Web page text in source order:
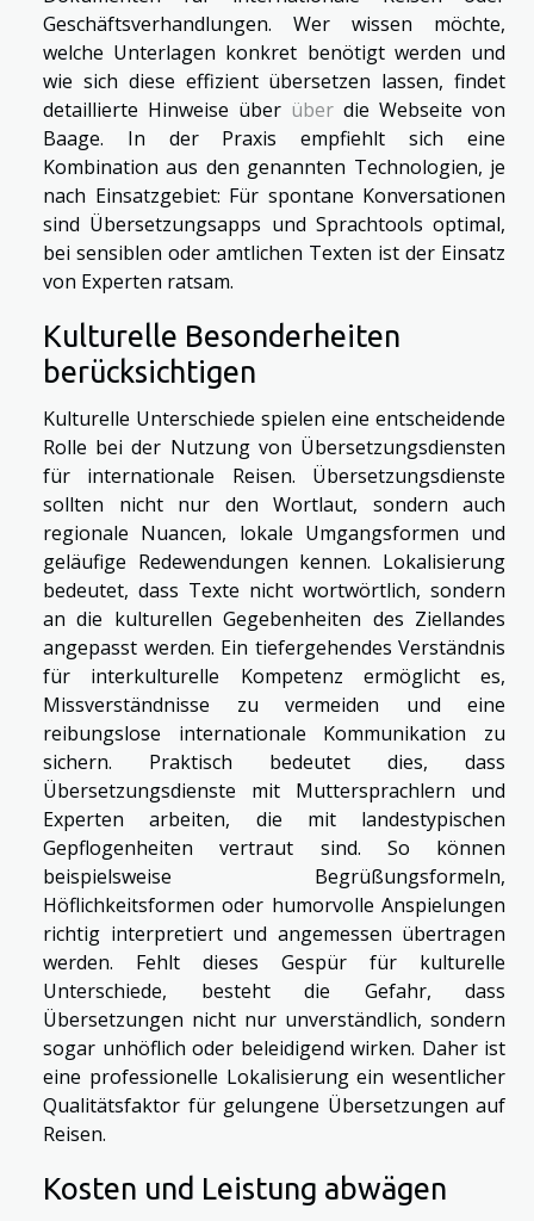
Geschäftsverhandlungen. Wer wissen möchte,
welche Unterlagen konkret benötigt werden und
wie sich diese effizient übersetzen lassen, findet
detaillierte Hinweise über über die Webseite von
Baage. In der Praxis empfiehlt sich eine
Kombination aus den genannten Technologien, je
nach Einsatzgebiet: Für spontane Konversationen
sind Übersetzungsapps und Sprachtools optimal,
bei sensiblen oder amtlichen Texten ist der Einsatz
von Experten ratsam.
Kulturelle Besonderheiten
berücksichtigen
Kulturelle Unterschiede spielen eine entscheidende
Rolle bei der Nutzung von Übersetzungsdiensten
für internationale Reisen. Übersetzungsdienste
sollten nicht nur den Wortlaut, sondern auch
regionale Nuancen, lokale Umgangsformen und
geläufige Redewendungen kennen. Lokalisierung
bedeutet, dass Texte nicht wortwörtlich, sondern
an die kulturellen Gegebenheiten des Ziellandes
angepasst werden. Ein tiefergehendes Verständnis
für interkulturelle Kompetenz ermöglicht es,
Missverständnisse zu vermeiden und eine
reibungslose internationale Kommunikation zu
sichern. Praktisch bedeutet dies, dass
Übersetzungsdienste mit Muttersprachlern und
Experten arbeiten, die mit landestypischen
Gepflogenheiten vertraut sind. So können
beispielsweise Begrüßungsformeln,
Höflichkeitsformen oder humorvolle Anspielungen
richtig interpretiert und angemessen übertragen
werden. Fehlt dieses Gespür für kulturelle
Unterschiede, besteht die Gefahr, dass
Übersetzungen nicht nur unverständlich, sondern
sogar unhöflich oder beleidigend wirken. Daher ist
eine professionelle Lokalisierung ein wesentlicher
Qualitätsfaktor für gelungene Übersetzungen auf
Reisen.
Kosten und Leistung abwägen